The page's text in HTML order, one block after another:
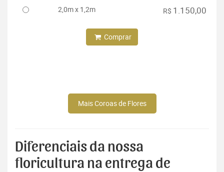
2,0m x 1,2m R$ 1.150,00
Comprar
Mais Coroas de Flores
Diferenciais da nossa
floricultura na entrega de